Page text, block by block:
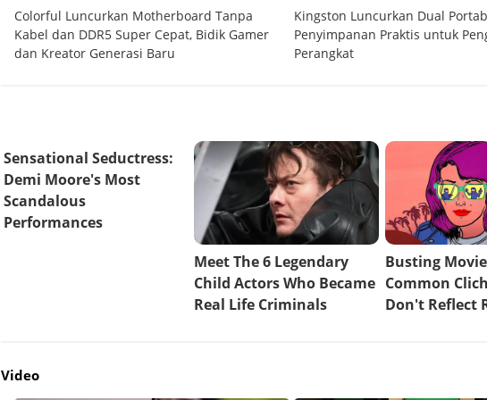
Colorful Luncurkan Motherboard Tanpa
Kabel dan DDR5 Super Cepat, Bidik Gamer
dan Kreator Generasi Baru
Kingston Luncurkan Dual
Penyimpanan Praktis untuk
Perangkat
Video